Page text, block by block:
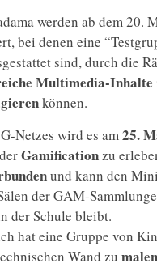
werden ab dem
bei denen eine
sind, durch die
Multimedia-Inhalte
können.
Netzes wird es am25.
Gamificationzu
und kann den
der GAM-
der Schule bleibt.
hat eine Gruppe von
Wand zu malen